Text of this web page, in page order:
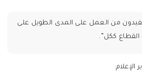
من العمل على المدى الطويل على
ككل”.